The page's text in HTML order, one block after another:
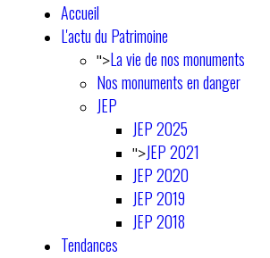
Accueil
L'actu du Patrimoine
">La vie de nos monuments
Nos monuments en danger
JEP
JEP 2025
">JEP 2021
JEP 2020
JEP 2019
JEP 2018
Tendances